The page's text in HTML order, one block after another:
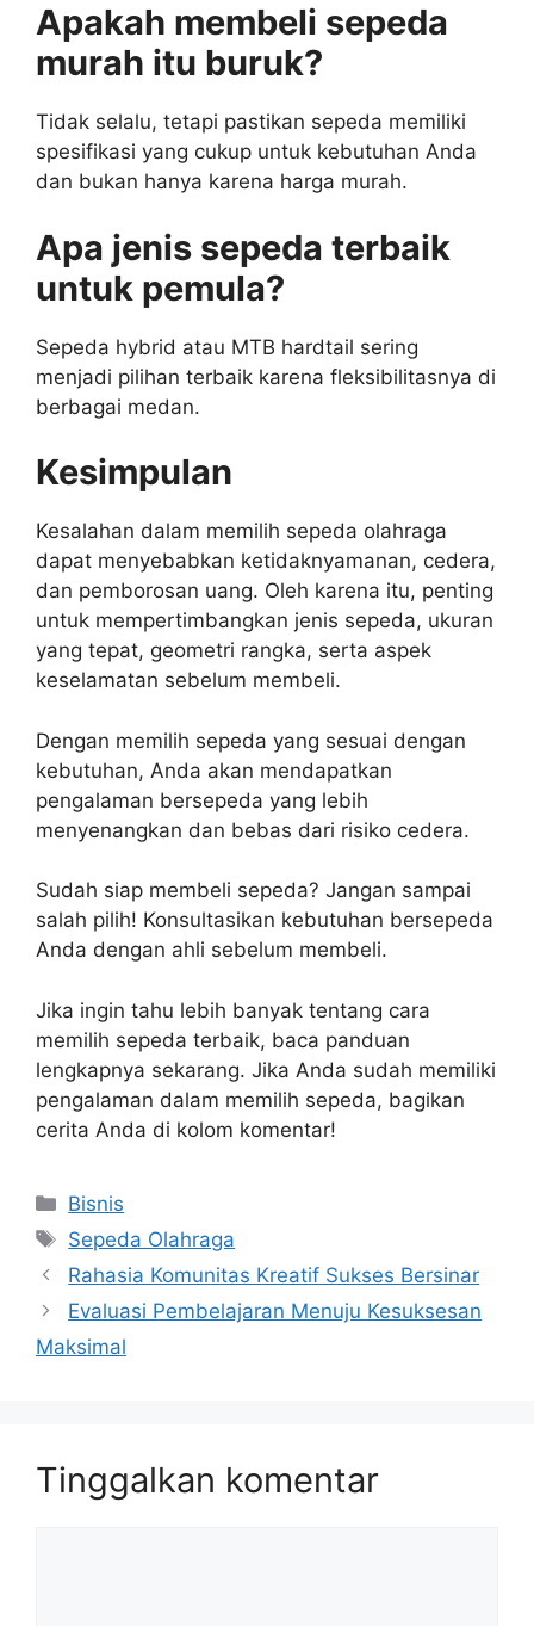
Apakah membeli sepeda
murah itu buruk?
Tidak selalu, tetapi pastikan sepeda memiliki
spesifikasi yang cukup untuk kebutuhan Anda
dan bukan hanya karena harga murah.
Apa jenis sepeda terbaik
untuk pemula?
Sepeda hybrid atau MTB hardtail sering
menjadi pilihan terbaik karena fleksibilitasnya di
berbagai medan.
Kesimpulan
Kesalahan dalam memilih sepeda olahraga
dapat menyebabkan ketidaknyamanan, cedera,
dan pemborosan uang. Oleh karena itu, penting
untuk mempertimbangkan jenis sepeda, ukuran
yang tepat, geometri rangka, serta aspek
keselamatan sebelum membeli.
Dengan memilih sepeda yang sesuai dengan
kebutuhan, Anda akan mendapatkan
pengalaman bersepeda yang lebih
menyenangkan dan bebas dari risiko cedera.
Sudah siap membeli sepeda? Jangan sampai
salah pilih! Konsultasikan kebutuhan bersepeda
Anda dengan ahli sebelum membeli.
Jika ingin tahu lebih banyak tentang cara
memilih sepeda terbaik, baca panduan
lengkapnya sekarang. Jika Anda sudah memiliki
pengalaman dalam memilih sepeda, bagikan
cerita Anda di kolom komentar!
Kategori
Bisnis
Tag
Sepeda Olahraga
Rahasia Komunitas Kreatif Sukses Bersinar
Evaluasi Pembelajaran Menuju Kesuksesan
Maksimal
Tinggalkan komentar